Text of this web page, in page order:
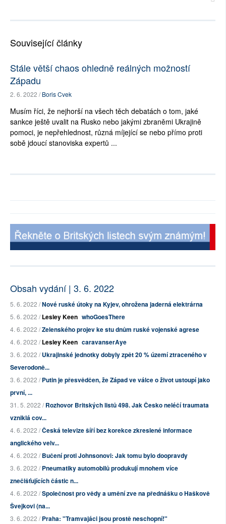
Související články
Stále větší chaos ohledně reálných možností
Západu
2. 6. 2022 /Boris Cvek
Musím říci, že nejhorší na všech těch debatách o tom, jaké
sankce ještě uvalit na Rusko nebo jakými zbraněmi Ukrajině
pomoci, je nepřehlednost, různá míjející se nebo přímo proti
sobě jdoucí stanoviska expertů ...
Obsah vydání | 3. 6. 2022
5. 6. 2022 /Nové ruské útoky na Kyjev, ohrožena jaderná elektrárna
5. 6. 2022 /Lesley Keen whoGoesThere
4. 6. 2022 /Zelenského projev ke stu dnům ruské vojenské agrese
4. 6. 2022 /Lesley Keen caravanserAye
3. 6. 2022 /Ukrajinské jednotky dobyly zpět 20 % území ztraceného v
Severodoně...
3. 6. 2022 /Putin je přesvědčen, že Západ ve válce o život ustoupí jako
první, ...
31. 5. 2022 /Rozhovor Britských listů 498. Jak Česko neléčí traumata
vzniklá cov...
4. 6. 2022 /Česká televize šíří bez korekce zkreslené informace
anglického velv...
4. 6. 2022 /Bučení proti Johnsonovi: Jak tomu bylo doopravdy
3. 6. 2022 /Pneumatiky automobilů produkují mnohem více
znečišťujících částic n...
4. 6. 2022 /Společnost pro vědy a umění zve na přednášku o Haškově
Švejkovi (na...
3. 6. 2022 /Praha: "Tramvajáci jsou prostě neschopní!"